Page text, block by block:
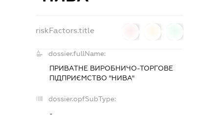
riskFactors.title
dossier.fullName:
ПРИВАТНЕ ВИРОБНИЧО-ТОРГОВЕ
ПІДПРИЄМСТВО "НИВА"
dossier.opfSubType:
-